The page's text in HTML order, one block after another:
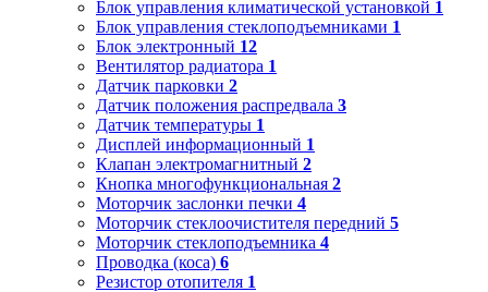
Блок управления климатической установкой 1
Блок управления стеклоподъемниками 1
Блок электронный 12
Вентилятор радиатора 1
Датчик парковки 2
Датчик положения распредвала 3
Датчик температуры 1
Дисплей информационный 1
Клапан электромагнитный 2
Кнопка многофункциональная 2
Моторчик заслонки печки 4
Моторчик стеклоочистителя передний 5
Моторчик стеклоподъемника 4
Проводка (коса) 6
Резистор отопителя 1